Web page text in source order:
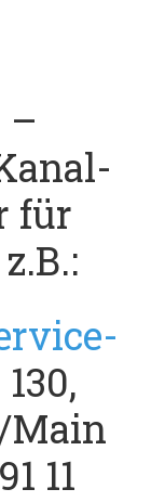
–
für
Main
11